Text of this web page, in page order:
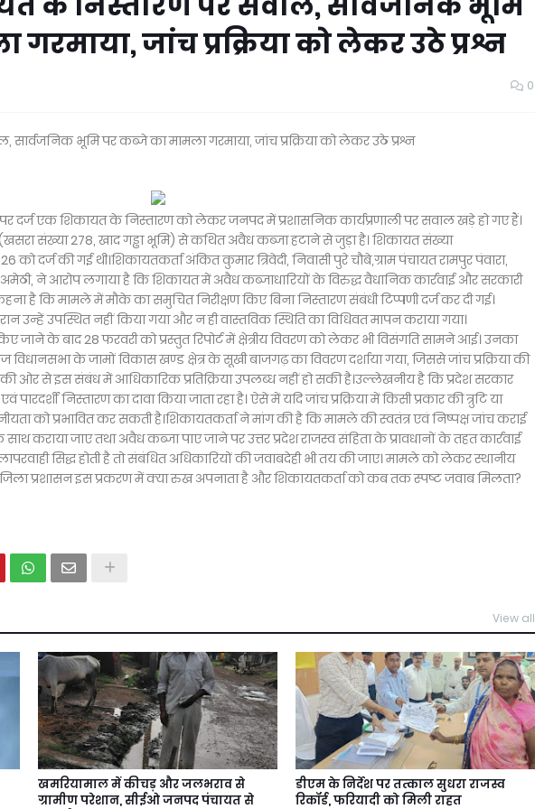
जांच प्रक्रिया को लेकर उठे प्रश्न
0
भूमि पर कब्जे का मामला गरमाया, जांच प्रक्रिया को लेकर उठे प्रश्न
दर्ज एक शिकायत के निस्तारण को लेकर जनपद में प्रशासनिक कार्यप्रणाली पर सवाल खड़े हो गए हैं।
संख्या 278, खाद गड्ढा भूमि) से कथित अवैध कब्जा हटाने से जुड़ा है। शिकायत संख्या
दर्ज की गई थी।शिकायतकर्ता अंकित कुमार त्रिवेदी, निवासी पुरे चौबे,ग्राम पंचायत रामपुर पंवारा,
ने आरोप लगाया है कि शिकायत में अवैध कब्जाधारियों के विरुद्ध वैधानिक कार्रवाई और सरकारी
है कि मामले में मौके का समुचित निरीक्षण किए बिना निस्तारण संबंधी टिप्पणी दर्ज कर दी गई।
उन्हें उपस्थित नहीं किया गया और न ही वास्तविक स्थिति का विधिवत मापन कराया गया।
जाने के बाद 28 फरवरी को प्रस्तुत रिपोर्ट में क्षेत्रीय विवरण को लेकर भी विसंगति सामने आई। उनका
विधानसभा के जामों विकास खण्ड क्षेत्र के सूखी बाजगढ़ का विवरण दर्शाया गया, जिससे जांच प्रक्रिया की
की ओर से इस संबंध में आधिकारिक प्रतिक्रिया उपलब्ध नहीं हो सकी है।उल्लेखनीय है कि प्रदेश सरकार
निस्तारण का दावा किया जाता रहा है। ऐसे में यदि जांच प्रक्रिया में किसी प्रकार की त्रुटि या
को प्रभावित कर सकती है।शिकायतकर्ता ने मांग की है कि मामले की स्वतंत्र एवं निष्पक्ष जांच कराई
कराया जाए तथा अवैध कब्जा पाए जाने पर उत्तर प्रदेश राजस्व संहिता के प्रावधानों के तहत कार्रवाई
सिद्ध होती है तो संबंधित अधिकारियों की जवाबदेही भी तय की जाए। मामले को लेकर स्थानीय
जिला प्रशासन इस प्रकरण में क्या रुख अपनाता है और शिकायतकर्ता को कब तक स्पष्ट जवाब मिलता?
View all
खमरियामाल में कीचड़ और जलभराव से
ग्रामीण परेशान, सीईओ जनपद पंचायत से
डीएम के निर्देश पर तत्काल सुधरा राजस्व
रिकॉर्ड, फरियादी को मिली राहत